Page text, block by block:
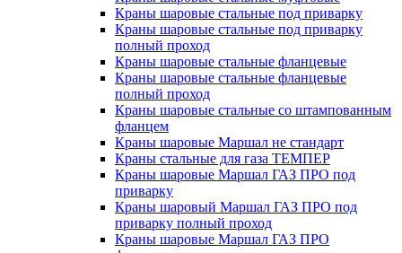
Краны шаровые стальные под приварку
Краны шаровые стальные под приварку
полный проход
Краны шаровые стальные фланцевые
Краны шаровые стальные фланцевые
полный проход
Краны шаровые стальные со штампованным
фланцем
Краны шаровые Маршал не стандарт
Краны стальные для газа ТЕМПЕР
Краны шаровые Маршал ГАЗ ПРО под
приварку
Краны шаровый Маршал ГАЗ ПРО под
приварку полный проход
Краны шаровые Маршал ГАЗ ПРО